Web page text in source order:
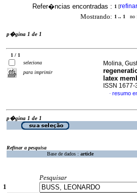
Refer�ncias encontradas : 1 [refinar
Mostrando: 1 .. 1 no
p�gina 1 de 1
1 / 1
seleciona
para imprimir
Molina,
latex
ISSN 1677-
· resumo
p�gina 1 de 1
Refinar a pesquisa
Base de dados : article
Pesquisar
1